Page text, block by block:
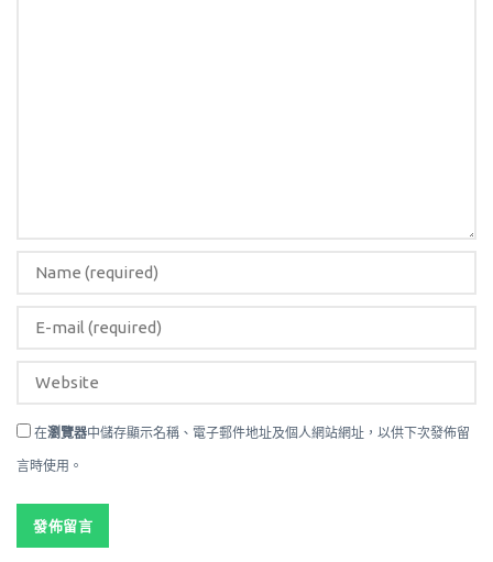
在瀏覽器中儲存顯示名稱、電子郵件地址及個人網站網址，以供下次發佈留
言時使用。